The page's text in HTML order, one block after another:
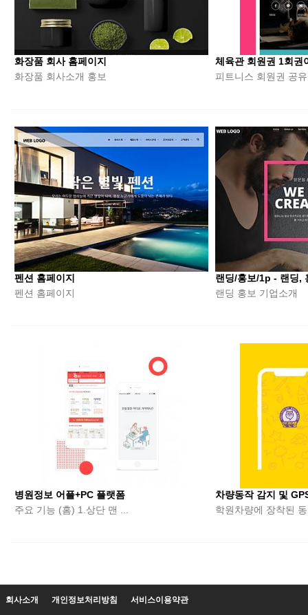
화장품 회사 홈페이지
화장품 회사소개 홍보
체육관 회원권 1회권
피트니스 회원권 공
펜션 홈페이지
펜션 홈페이지
랜딩/홍보/1p - 랜딩,
랜딩 홍보 기업소개
병원정보 어플+PC 플랫폼
주요 기능 (홈) 1.상단 맨 ...
차량동작 감지 및
학원차량에 장착된
회사소개 개인정보처리방침 서비스이용약관